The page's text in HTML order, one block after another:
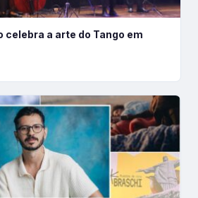
celebra a arte do Tango em